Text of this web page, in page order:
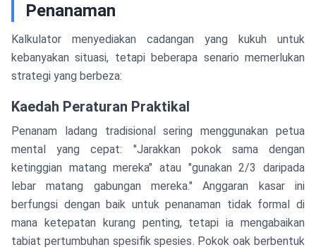
Penanaman
Kalkulator menyediakan cadangan yang kukuh untuk
kebanyakan situasi, tetapi beberapa senario memerlukan
strategi yang berbeza:
Kaedah Peraturan Praktikal
Penanam ladang tradisional sering menggunakan petua
mental yang cepat: "Jarakkan pokok sama dengan
ketinggian matang mereka" atau "gunakan 2/3 daripada
lebar matang gabungan mereka." Anggaran kasar ini
berfungsi dengan baik untuk penanaman tidak formal di
mana ketepatan kurang penting, tetapi ia mengabaikan
tabiat pertumbuhan spesifik spesies. Pokok oak berbentuk